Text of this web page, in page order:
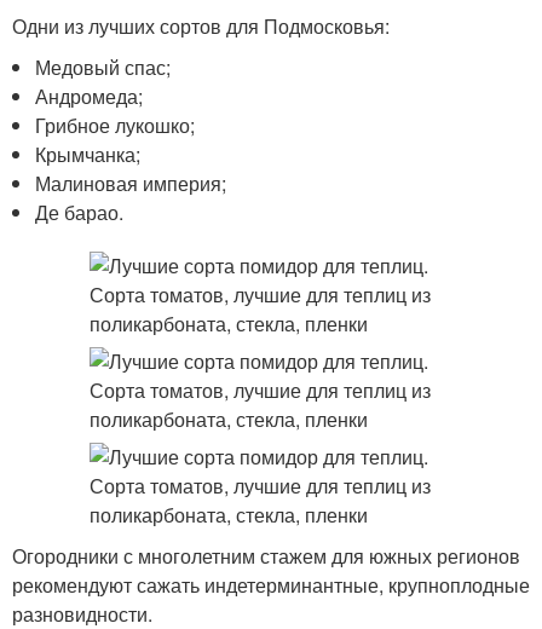
Одни из лучших сортов для Подмосковья:
Медовый спас;
Андромеда;
Грибное лукошко;
Крымчанка;
Малиновая империя;
Де барао.
Огородники с многолетним стажем для южных регионов
рекомендуют сажать индетерминантные, крупноплодные
разновидности.